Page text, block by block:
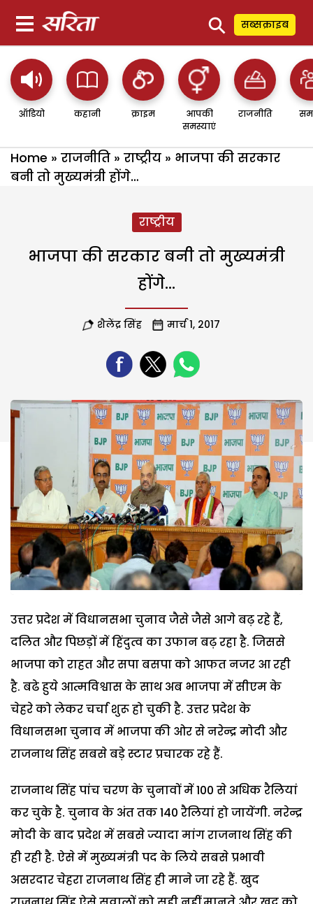
⚲ सब्सक्राइब
ऑडियो कहानी क्राइम
आपकी
समस्याएं
राजनीति
Home » राजनीति » राष्ट्रीय » भाजपा की सरकार
बनी तो मुख्यमंत्री होंगे…
राष्ट्रीय
भाजपा की सरकार बनी तो मुख्यमंत्री
होंगे…
शैलेंद्र सिंह मार्च 1, 2017
उत्तर प्रदेश में विधानसभा चुनाव जैसे जैसे आगे बढ़ रहे हैं,
दलित और पिछड़ों में हिंदुत्व का उफान बढ़ रहा है. जिससे
भाजपा को राहत और सपा बसपा को आफत नजर आ रही
है. बढे हुये आत्मविश्वास के साथ अब भाजपा में सीएम के
चेहरे को लेकर चर्चा शुरू हो चुकी है. उत्तर प्रदेश के
विधानसभा चुनाव में भाजपा की ओर से नरेन्द्र मोदी और
राजनाथ सिंह सबसे बड़े स्टार प्रचारक रहे हैं.
राजनाथ सिंह पांच चरण के चुनावों में 100 से अधिक रैलियां
कर चुके है. चुनाव के अंत तक 140 रैलियां हो जायेंगी. नरेन्द्र
मोदी के बाद प्रदेश में सबसे ज्यादा मांग राजनाथ सिंह की
ही रही है. ऐसे में मुख्यमंत्री पद के लिये सबसे प्रभावी
असरदार चेहरा राजनाथ सिंह ही माने जा रहे हैं. खुद